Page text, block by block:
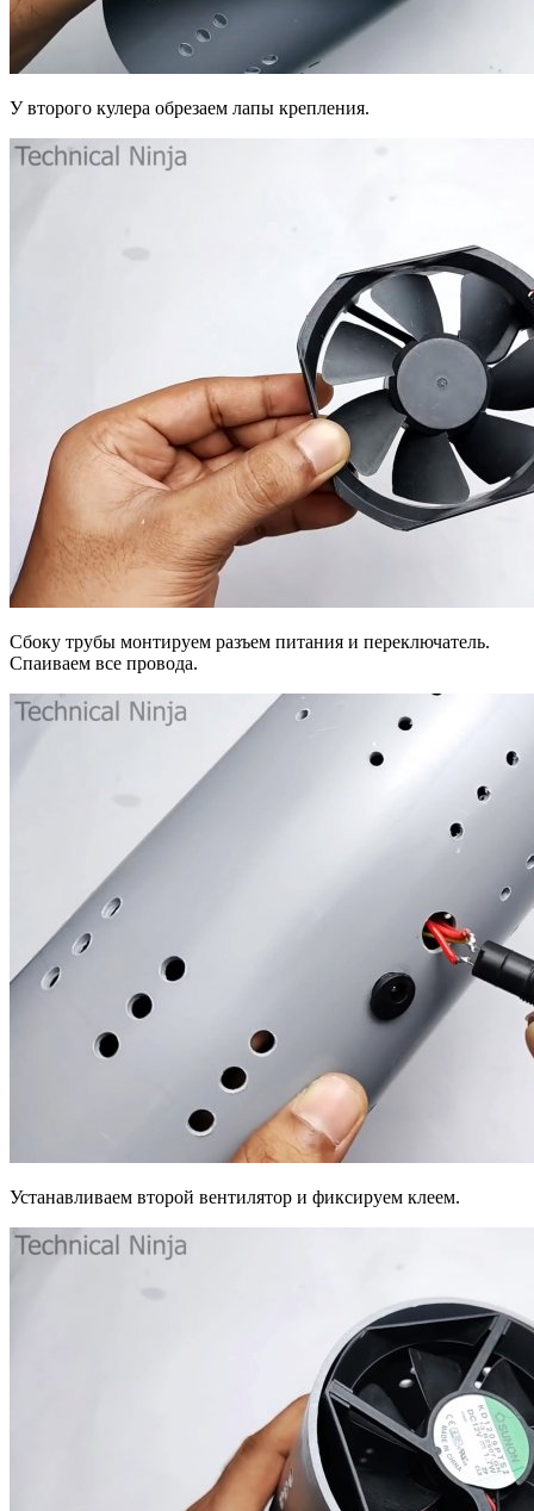
У второго кулера обрезаем лапы крепления.
Сбоку трубы монтируем разъем питания и переключатель.
Спаиваем все провода.
Устанавливаем второй вентилятор и фиксируем клеем.